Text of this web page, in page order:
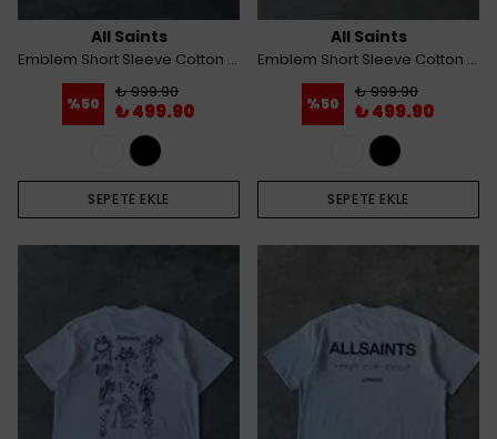
All Saints
Emblem Short Sleeve Cotton T-Shirt - Beyaz
%50
₺ 999.90
₺ 499.90
SEPETE EKLE
All Saints
Emblem Short Sleeve Cotton T-Shirt - Siyah
%50
₺ 999.90
₺ 499.90
SEPETE EKLE